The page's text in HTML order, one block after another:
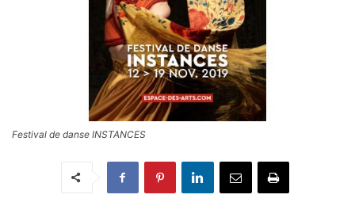
Festival de danse INSTANCES